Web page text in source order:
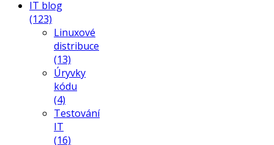
IT blog
(123)
Linuxové
distribuce
(13)
Úryvky
kódu
(4)
Testování
IT
(16)